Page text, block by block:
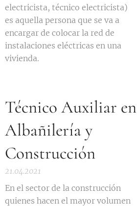
electricista, técnico electricista)
es aquella persona que se va a
encargar de colocar la red de
instalaciones eléctricas en una
vivienda.
Técnico Auxiliar en
Albañilería y
Construcción
21.04.2021
En el sector de la construcción
quienes hacen el mayor volumen